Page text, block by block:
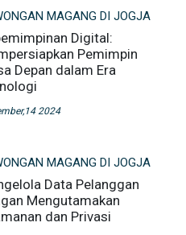
MAGANG DI JOGJA
Digital:
Pemimpin
Depan dalam Era
2024
MAGANG DI JOGJA
Data Pelanggan
Mengutamakan
dan Privasi